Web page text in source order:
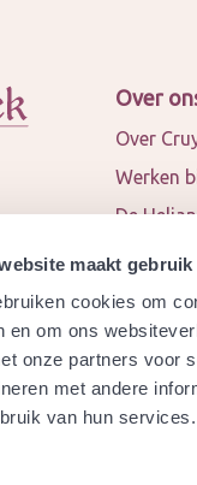
maakt
cookies om
en om ons
onze partners voor
met andere
van hun services.
Over
Over
Werken
De
Nieuws
Contact
Agenda
Is